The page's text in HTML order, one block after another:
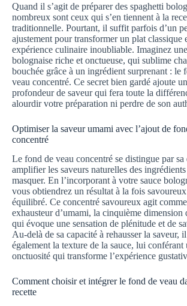
Quand il s’agit de préparer des spaghetti
nombreux sont ceux qui s’en tiennent à la
traditionnelle. Pourtant, il suffit parfois d’un
ajustement pour transformer un plat classique
expérience culinaire inoubliable. Imaginez
bolognaise riche et onctueuse, qui sublime
bouchée grâce à un ingrédient surprenant : le
veau concentré. Ce secret bien gardé ajoute
profondeur de saveur qui fera toute la
alourdir votre préparation ni perdre de son
Optimiser la saveur umami avec l’ajout de
concentré
Le fond de veau concentré se distingue par sa
amplifier les saveurs naturelles des ingrédients
masquer. En l’incorporant à votre sauce
vous obtiendrez un résultat à la fois
équilibré. Ce concentré savoureux agit
exhausteur d’umami, la cinquième dimension
qui évoque une sensation de plénitude et de
Au-delà de sa capacité à rehausser la saveur,
également la texture de la sauce, lui conférant
onctuosité qui transforme l’expérience
Comment choisir et intégrer le fond de veau
recette